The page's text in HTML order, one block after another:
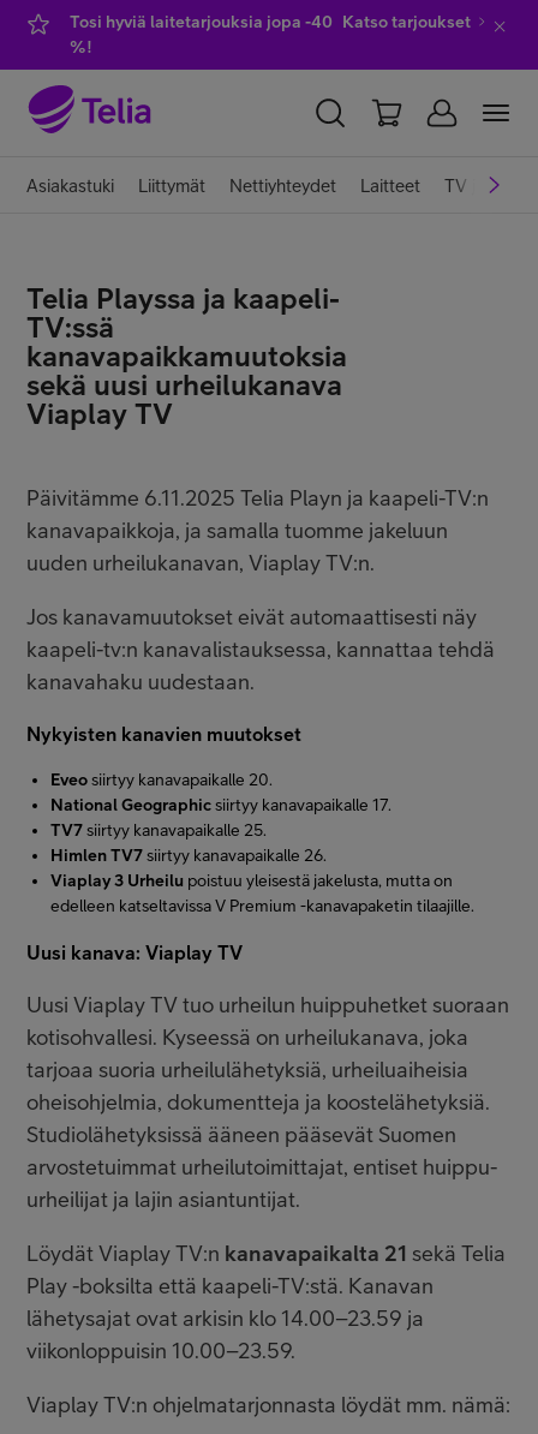
Tosi hyviä laitetarjouksia jopa -40
%!
Katso tarjoukset
YKSITYISILLE YRITYKSILLE WHOLESALE
Liittymät ja palvelut
Laitteet
Asiakastuki
Minun Telia
FI EN SV
Asiakastuki Liittymät Nettiyhteydet Laitteet TV ja viihde
Telia Playssa ja kaapeli-
TV:ssä
kanavapaikkamuutoksia
sekä uusi urheilukanava
Viaplay TV
Päivitämme 6.11.2025 Telia Playn ja kaapeli-TV:n
kanavapaikkoja, ja samalla tuomme jakeluun
uuden urheilukanavan, Viaplay TV:n.
Jos kanavamuutokset eivät automaattisesti näy
kaapeli-tv:n kanavalistauksessa, kannattaa tehdä
kanavahaku uudestaan.
Nykyisten kanavien muutokset
Eveosiirtyy kanavapaikalle 20.
National Geographicsiirtyy kanavapaikalle 17.
TV7siirtyy kanavapaikalle 25.
Himlen TV7siirtyy kanavapaikalle 26.
Viaplay 3 Urheilu poistuu yleisestä jakelusta, mutta on
edelleen katseltavissa V Premium -kanavapaketin tilaajille.
Uusi kanava: Viaplay TV
Uusi Viaplay TV tuo urheilun huippuhetket suoraan
kotisohvallesi. Kyseessä on urheilukanava, joka
tarjoaa suoria urheilulähetyksiä, urheiluaiheisia
oheisohjelmia, dokumentteja ja koostelähetyksiä.
Studiolähetyksissä ääneen pääsevät Suomen
arvostetuimmat urheilutoimittajat, entiset huippu-
urheilijat ja lajin asiantuntijat.
Löydät Viaplay TV:n kanavapaikalta 21 sekä Telia
Play -boksilta että kaapeli-TV:stä. Kanavan
lähetysajat ovat arkisin klo 14.00–23.59 ja
viikonloppuisin 10.00–23.59.
Viaplay TV:n ohjelmatarjonnasta löydät mm. nämä: